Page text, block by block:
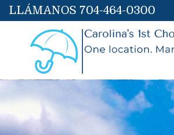
LLÁMANOS 704-464-0300